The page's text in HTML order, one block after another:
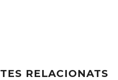
RELACIONATS